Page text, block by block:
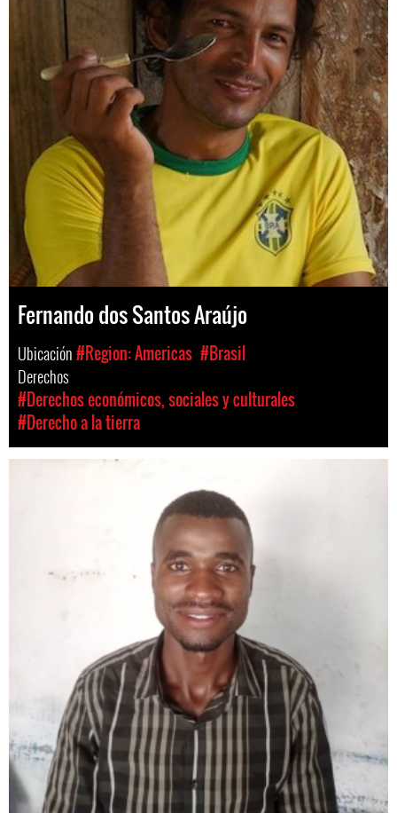
Fernando dos Santos Araújo
Ubicación#Region: Americas #Brasil
Derechos
#Derechos económicos, sociales y culturales
#Derecho a la tierra